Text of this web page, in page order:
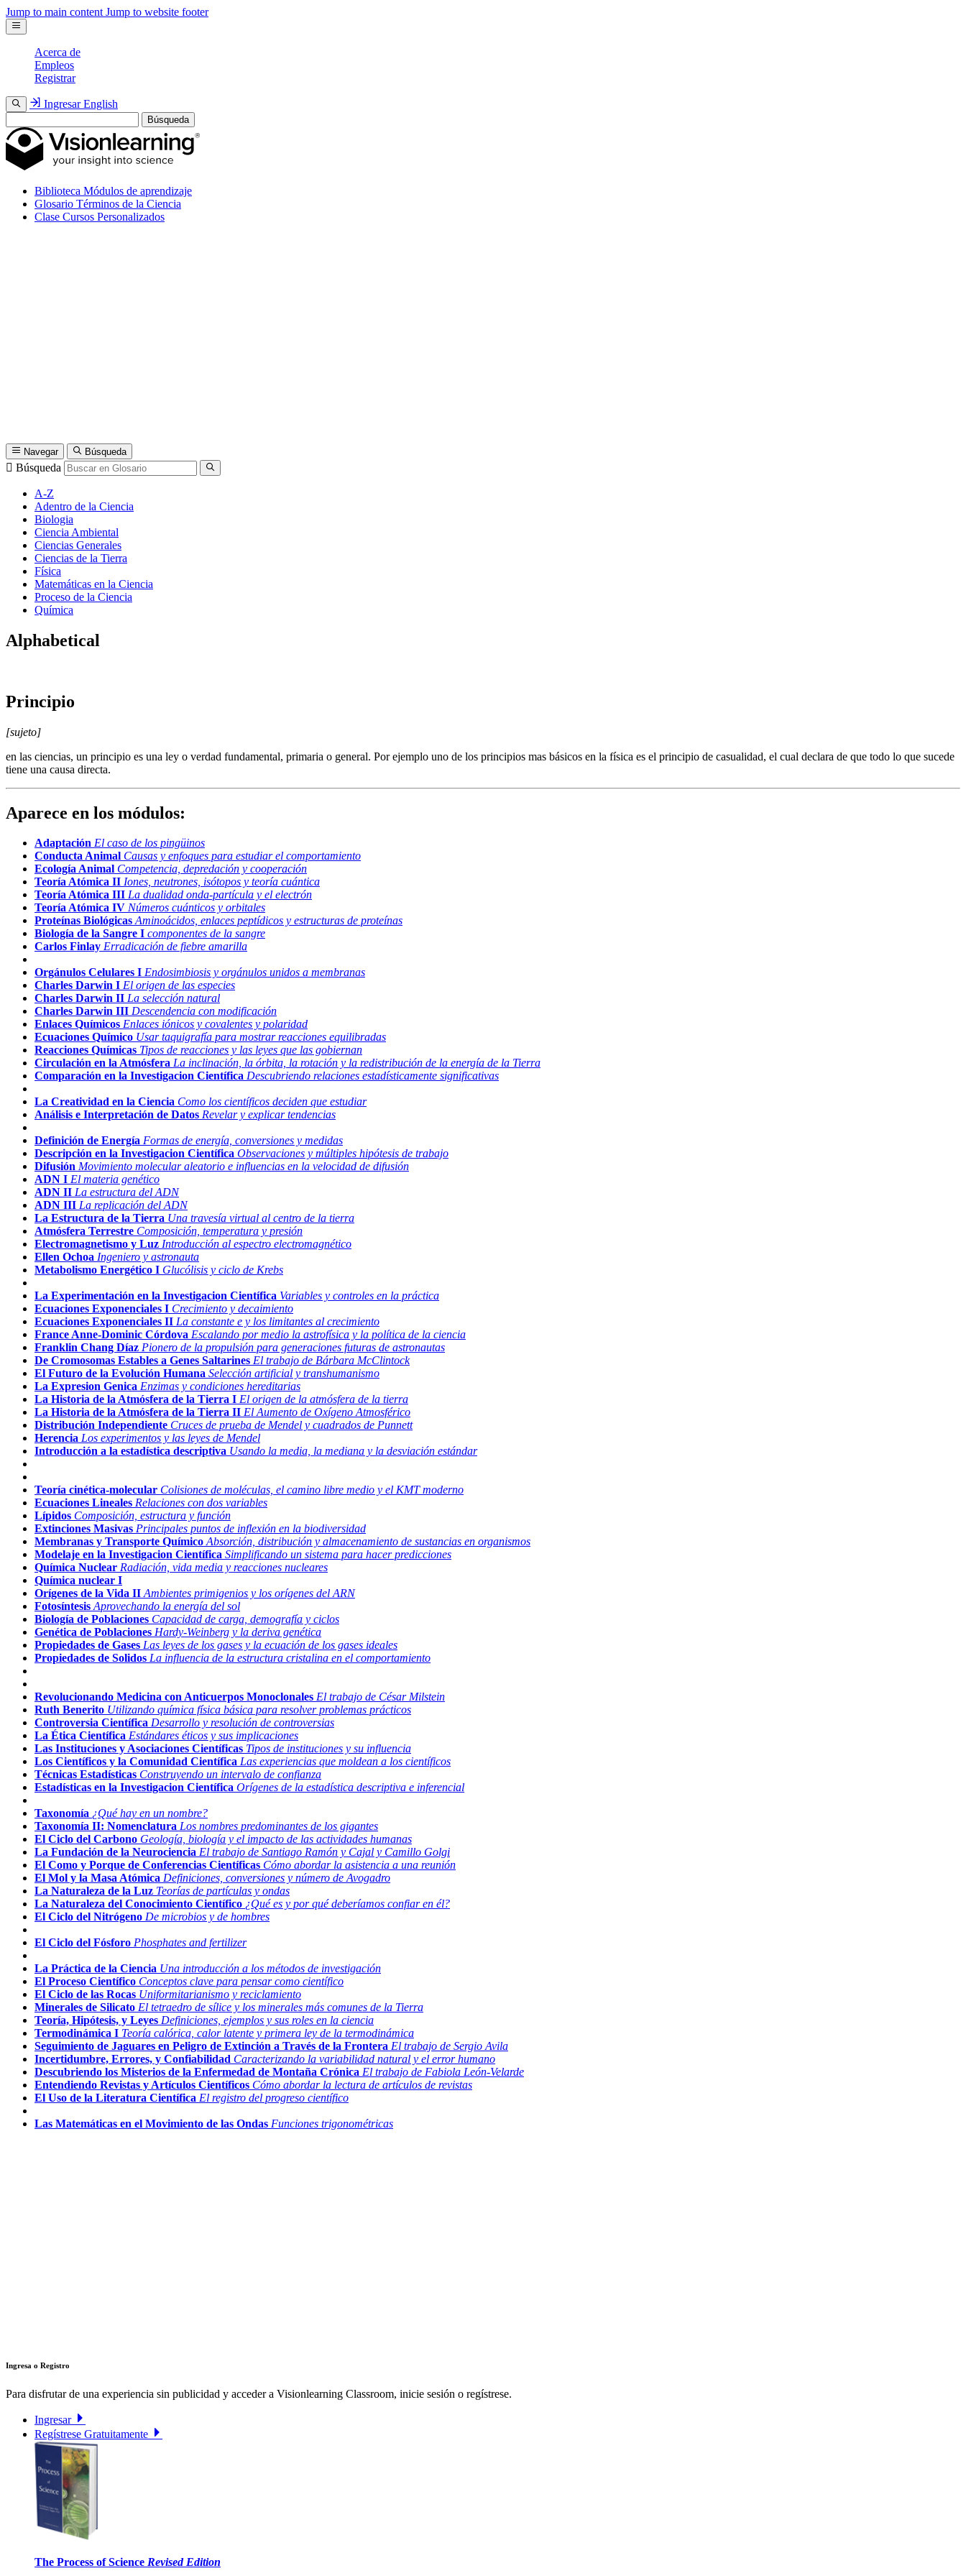
Jump to main content Jump to website footer
Acerca de
Empleos
Registrar
Ingresar English
Búsqueda
Biblioteca Módulos de aprendizaje
Glosario Términos de la Ciencia
Clase Cursos Personalizados
Navegar Búsqueda
Búsqueda
A-Z
Adentro de la Ciencia
Biologia
Ciencia Ambiental
Ciencias Generales
Ciencias de la Tierra
Física
Matemáticas en la Ciencia
Proceso de la Ciencia
Química
Alphabetical
Principio
[sujeto]
en las ciencias, un principio es una ley o verdad fundamental, primaria o general. Por ejemplo uno de los principios mas básicos en la física es el principio de casualidad, el cual declara de que todo lo que sucede
tiene una causa directa.
Aparece en los módulos:
Adaptación El caso de los pingüinos
Conducta Animal Causas y enfoques para estudiar el comportamiento
Ecología Animal Competencia, depredación y cooperación
Teoría Atómica II Iones, neutrones, isótopos y teoría cuántica
Teoría Atómica III La dualidad onda-partícula y el electrón
Teoría Atómica IV Números cuánticos y orbitales
Proteínas Biológicas Aminoácidos, enlaces peptídicos y estructuras de proteínas
Biología de la Sangre I componentes de la sangre
Carlos Finlay Erradicación de fiebre amarilla
Orgánulos Celulares I Endosimbiosis y orgánulos unidos a membranas
Charles Darwin I El origen de las especies
Charles Darwin II La selección natural
Charles Darwin III Descendencia con modificación
Enlaces Químicos Enlaces iónicos y covalentes y polaridad
Ecuaciones Químico Usar taquigrafía para mostrar reacciones equilibradas
Reacciones Químicas Tipos de reacciones y las leyes que las gobiernan
Circulación en la Atmósfera La inclinación, la órbita, la rotación y la redistribución de la energía de la Tierra
Comparación en la Investigacion Científica Descubriendo relaciones estadísticamente significativas
La Creatividad en la Ciencia Como los científicos deciden que estudiar
Análisis e Interpretación de Datos Revelar y explicar tendencias
Definición de Energía Formas de energía, conversiones y medidas
Descripción en la Investigacion Científica Observaciones y múltiples hipótesis de trabajo
Difusión Movimiento molecular aleatorio e influencias en la velocidad de difusión
ADN I El materia genético
ADN II La estructura del ADN
ADN III La replicación del ADN
La Estructura de la Tierra Una travesía virtual al centro de la tierra
Atmósfera Terrestre Composición, temperatura y presión
Electromagnetismo y Luz Introducción al espectro electromagnético
Ellen Ochoa Ingeniero y astronauta
Metabolismo Energético I Glucólisis y ciclo de Krebs
La Experimentación en la Investigacion Científica Variables y controles en la práctica
Ecuaciones Exponenciales I Crecimiento y decaimiento
Ecuaciones Exponenciales II La constante e y los limitantes al crecimiento
France Anne-Dominic Córdova Escalando por medio la astrofísica y la política de la ciencia
Franklin Chang Díaz Pionero de la propulsión para generaciones futuras de astronautas
De Cromosomas Estables a Genes Saltarines El trabajo de Bárbara McClintock
El Futuro de la Evolución Humana Selección artificial y transhumanismo
La Expresion Genica Enzimas y condiciones hereditarias
La Historia de la Atmósfera de la Tierra I El origen de la atmósfera de la tierra
La Historia de la Atmósfera de la Tierra II El Aumento de Oxígeno Atmosférico
Distribución Independiente Cruces de prueba de Mendel y cuadrados de Punnett
Herencia Los experimentos y las leyes de Mendel
Introducción a la estadística descriptiva Usando la media, la mediana y la desviación estándar
Teoría cinética-molecular Colisiones de moléculas, el camino libre medio y el KMT moderno
Ecuaciones Lineales Relaciones con dos variables
Lípidos Composición, estructura y función
Extinciones Masivas Principales puntos de inflexión en la biodiversidad
Membranas y Transporte Químico Absorción, distribución y almacenamiento de sustancias en organismos
Modelaje en la Investigacion Científica Simplificando un sistema para hacer predicciones
Química Nuclear Radiación, vida media y reacciones nucleares
Química nuclear I
Orígenes de la Vida II Ambientes primigenios y los orígenes del ARN
Fotosíntesis Aprovechando la energía del sol
Biología de Poblaciones Capacidad de carga, demografía y ciclos
Genética de Poblaciones Hardy-Weinberg y la deriva genética
Propiedades de Gases Las leyes de los gases y la ecuación de los gases ideales
Propiedades de Solidos La influencia de la estructura cristalina en el comportamiento
Revolucionando Medicina con Anticuerpos Monoclonales El trabajo de César Milstein
Ruth Benerito Utilizando química física básica para resolver problemas prácticos
Controversia Científica Desarrollo y resolución de controversias
La Ética Científica Estándares éticos y sus implicaciones
Las Instituciones y Asociaciones Científicas Tipos de instituciones y su influencia
Los Científicos y la Comunidad Científica Las experiencias que moldean a los científicos
Técnicas Estadísticas Construyendo un intervalo de confianza
Estadísticas en la Investigacion Científica Orígenes de la estadística descriptiva e inferencial
Taxonomía ¿Qué hay en un nombre?
Taxonomía II: Nomenclatura Los nombres predominantes de los gigantes
El Ciclo del Carbono Geología, biología y el impacto de las actividades humanas
La Fundación de la Neurociencia El trabajo de Santiago Ramón y Cajal y Camillo Golgi
El Como y Porque de Conferencias Científicas Cómo abordar la asistencia a una reunión
El Mol y la Masa Atómica Definiciones, conversiones y número de Avogadro
La Naturaleza de la Luz Teorías de partículas y ondas
La Naturaleza del Conocimiento Científico ¿Qué es y por qué deberíamos confiar en él?
El Ciclo del Nitrógeno De microbios y de hombres
El Ciclo del Fósforo Phosphates and fertilizer
La Práctica de la Ciencia Una introducción a los métodos de investigación
El Proceso Científico Conceptos clave para pensar como científico
El Ciclo de las Rocas Uniformitarianismo y reciclamiento
Minerales de Silicato El tetraedro de sílice y los minerales más comunes de la Tierra
Teoría, Hipótesis, y Leyes Definiciones, ejemplos y sus roles en la ciencia
Termodinámica I Teoría calórica, calor latente y primera ley de la termodinámica
Seguimiento de Jaguares en Peligro de Extinción a Través de la Frontera El trabajo de Sergio Avila
Incertidumbre, Errores, y Confiabilidad Caracterizando la variabilidad natural y el error humano
Descubriendo los Misterios de la Enfermedad de Montaña Crónica El trabajo de Fabiola León-Velarde
Entendiendo Revistas y Artículos Científicos Cómo abordar la lectura de artículos de revistas
El Uso de la Literatura Científica El registro del progreso científico
Las Matemáticas en el Movimiento de las Ondas Funciones trigonométricas
Ingresa o Registro
Para disfrutar de una experiencia sin publicidad y acceder a Visionlearning Classroom, inicie sesión o regístrese.
Ingresar
Regístrese Gratuitamente
The Process of Science Revised Edition